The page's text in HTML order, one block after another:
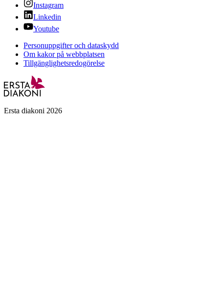
Instagram
Linkedin
Youtube
Personuppgifter och dataskydd
Om kakor på webbplatsen
Tillgänglighetsredogörelse
Ersta diakoni 2026